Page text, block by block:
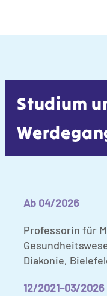
Studium
Ab 04/2026
Professorin für
Diakonie,
12/2021–03/2026